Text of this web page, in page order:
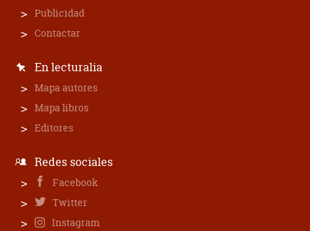
Publicidad
Contactar
En lecturalia
Mapa autores
Mapa libros
Editores
Redes sociales
Facebook
Twitter
Instagram